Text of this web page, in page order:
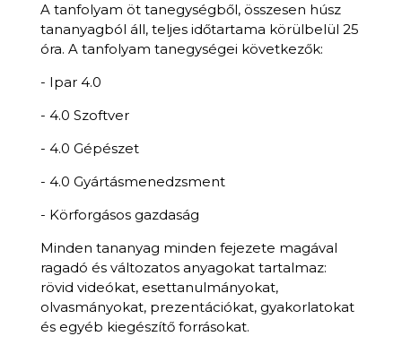
A tanfolyam öt tanegységből, összesen húsz
tananyagból áll, teljes időtartama körülbelül 25
óra. A tanfolyam tanegységei következők:
- Ipar 4.0
- 4.0 Szoftver
- 4.0 Gépészet
- 4.0 Gyártásmenedzsment
- Körforgásos gazdaság
Minden tananyag minden fejezete magával
ragadó és változatos anyagokat tartalmaz:
rövid videókat, esettanulmányokat,
olvasmányokat, prezentációkat, gyakorlatokat
és egyéb kiegészítő forrásokat.